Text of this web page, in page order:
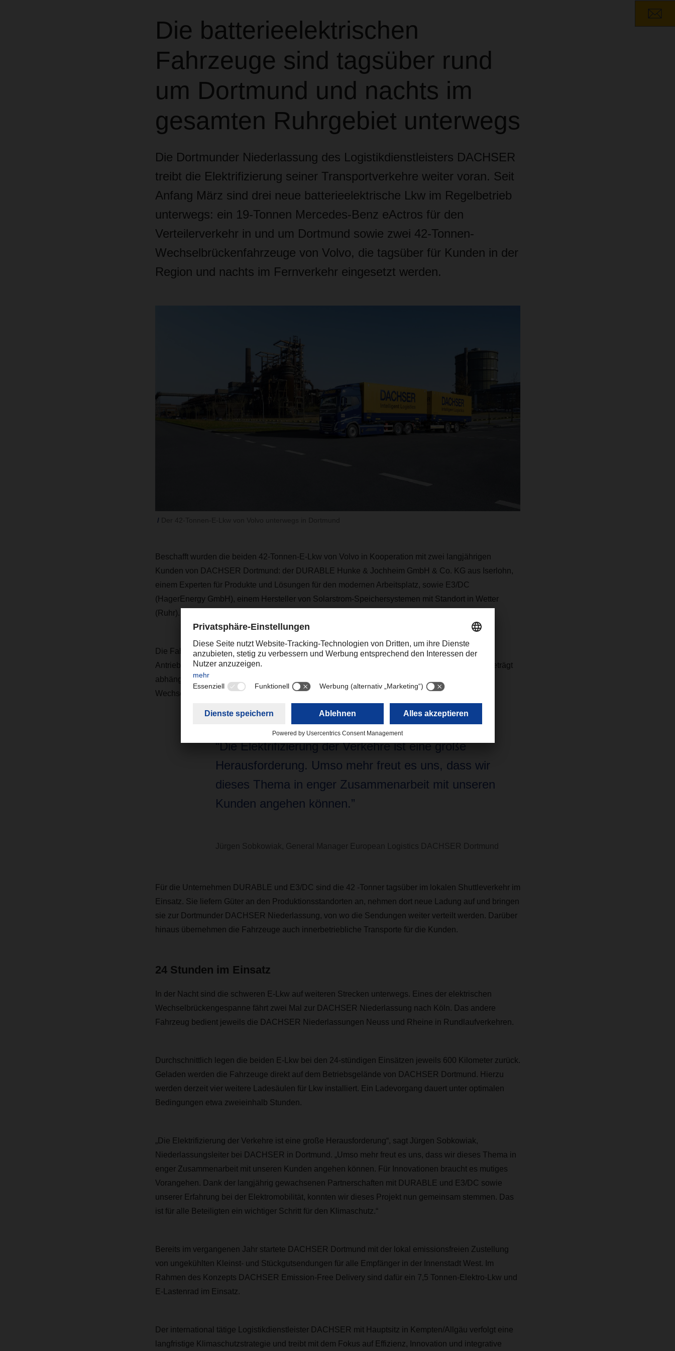
Die batterieelektrischen
Fahrzeuge sind tagsüber rund
um Dortmund und nachts im
gesamten Ruhrgebiet unterwegs
Die Dortmunder Niederlassung des Logistikdienstleisters DACHSER
treibt die Elektrifizierung seiner Transportverkehre weiter voran. Seit
Anfang März sind drei neue batterieelektrische Lkw im Regelbetrieb
unterwegs: ein 19-Tonnen Mercedes-Benz eActros für den
Verteilerverkehr in und um Dortmund sowie zwei 42-Tonnen-
Wechselbrückenfahrzeuge von Volvo, die tagsüber für Kunden in der
Region und nachts im Fernverkehr eingesetzt werden.
Beschafft wurden die beiden 42-Tonnen-E-Lkw von Volvo in Kooperation mit zwei langjährigen
Kunden von DACHSER Dortmund: der DURABLE Hunke & Jochheim GmbH & Co. KG aus Iserlohn,
einem Experten für Produkte und Lösungen für den modernen Arbeitsplatz, sowie E3/DC
(HagerEnergy GmbH), einem Hersteller von Solarstrom-Speichersystemen mit Standort in Wetter
(Ruhr).
Die Fahrzeuge vom Typ Volvo FH Electric sind jeweils mit drei Elektromotoren und sechs
Antriebsbatterien mit einer Gesamtkapazität von 540 kWh (BOL) ausgestattet. Die Reichweite beträgt
abhängig von den Einsatzbedingungen etwa 300 Kilometer. Die E-Lkw sind mit jeweils zwei
Wechselbrücken unterwegs.
“Die Elektrifizierung der Verkehre ist eine große
Herausforderung. Umso mehr freut es uns, dass wir
dieses Thema in enger Zusammenarbeit mit unseren
Kunden angehen können.”
Jürgen Sobkowiak, General Manager European Logistics DACHSER Dortmund
Für die Unternehmen DURABLE und E3/DC sind die 42 -Tonner tagsüber im lokalen Shuttleverkehr im
Einsatz. Sie liefern Güter an den Produktionsstandorten an, nehmen dort neue Ladung auf und bringen
sie zur Dortmunder DACHSER Niederlassung, von wo die Sendungen weiter verteilt werden. Darüber
hinaus übernehmen die Fahrzeuge auch innerbetriebliche Transporte für die Kunden.
24 Stunden im Einsatz
In der Nacht sind die schweren E-Lkw auf weiteren Strecken unterwegs. Eines der elektrischen
Wechselbrückengespanne fährt zwei Mal zur DACHSER Niederlassung nach Köln. Das andere
Fahrzeug bedient jeweils die DACHSER Niederlassungen Neuss und Rheine in Rundlaufverkehren.
Durchschnittlich legen die beiden E-Lkw bei den 24-stündigen Einsätzen jeweils 600 Kilometer zurück.
Geladen werden die Fahrzeuge direkt auf dem Betriebsgelände von DACHSER Dortmund. Hierzu
werden derzeit vier weitere Ladesäulen für Lkw installiert. Ein Ladevorgang dauert unter optimalen
Bedingungen etwa zweieinhalb Stunden.
„Die Elektrifizierung der Verkehre ist eine große Herausforderung“, sagt Jürgen Sobkowiak,
Niederlassungsleiter bei DACHSER in Dortmund. „Umso mehr freut es uns, dass wir dieses Thema in
enger Zusammenarbeit mit unseren Kunden angehen können. Für Innovationen braucht es mutiges
Vorangehen. Dank der langjährig gewachsenen Partnerschaften mit DURABLE und E3/DC sowie
unserer Erfahrung bei der Elektromobilität, konnten wir dieses Projekt nun gemeinsam stemmen. Das
ist für alle Beteiligten ein wichtiger Schritt für den Klimaschutz.“
Bereits im vergangenen Jahr startete DACHSER Dortmund mit der lokal emissionsfreien Zustellung
von ungekühlten Kleinst- und Stückgutsendungen für alle Empfänger in der Innenstadt West. Im
Rahmen des Konzepts DACHSER Emission-Free Delivery sind dafür ein 7,5 Tonnen-Elektro-Lkw und
E-Lastenrad im Einsatz.
Der international tätige Logistikdienstleister DACHSER mit Hauptsitz in Kempten/Allgäu verfolgt eine
langfristige Klimaschutzstrategie und treibt mit dem Fokus auf Effizienz, Innovation und integrative